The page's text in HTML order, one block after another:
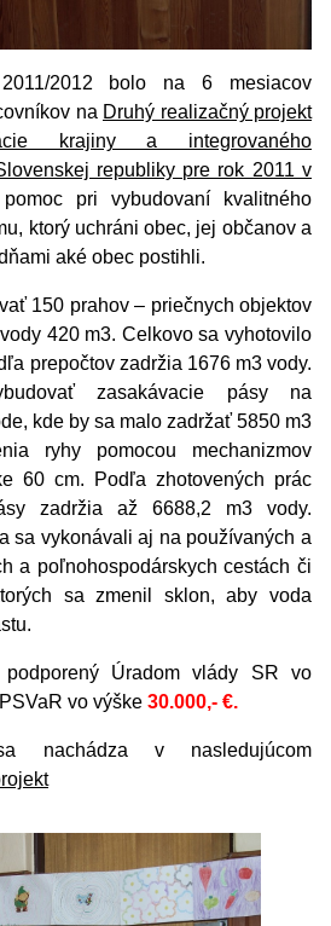
2012 bolo na 6 mesiacov
na Druhý realizačný projekt
krajiny a integrovaného
republiky pre rok 2011 v
pri vybudovaní kvalitného
ktorý uchráni obec, jej občanov a
aké obec postihli.
150 prahov – priečnych objektov
420 m3. Celkovo sa vyhotovilo
prepočtov zadržia 1676 m3 vody.
zasakávacie pásy na
kde by sa malo zadržať 5850 m3
ryhy pomocou mechanizmov
60 cm. Podľa zhotovených prác
zadržia až 6688,2 m3 vody.
sa vykonávali aj na používaných a
a poľnohospodárskych cestách či
sa zmenil sklon, aby voda
Úradom vlády SR vo
vo výške 30.000,- €.
sa nachádza v nasledujúcom